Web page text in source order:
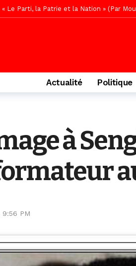
Affaire Pape Cheikh Diallo : La liste des
Vidéo/ L’arrivée spectaculaire à la gare
Vidéo/ Grand Thiès en deuil, Cheikh
Vidéo/Gamou Bakhdad chez Boroom
Vidéo/Magal Serigne Abdoulaye
Actualité Politique
à
9:56 PM